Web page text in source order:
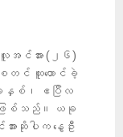
င်အား (၂၆)
တင် ထူထောင်ခဲ့
နှစ်၊ ဧပြီလ
ဖြစ်သည်။ ယခု
ဆိုပါက နွေဦး